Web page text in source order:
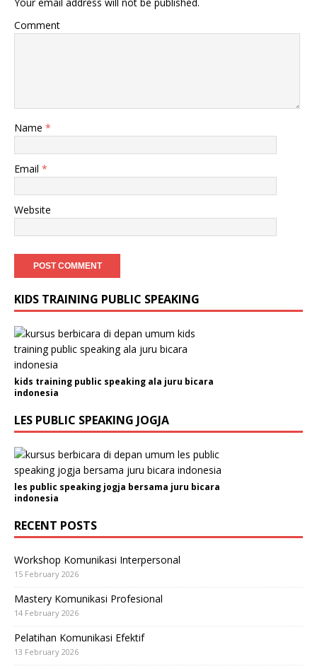
Comment
Name *
Email *
Website
KIDS TRAINING PUBLIC SPEAKING
kids training public speaking ala juru bicara
indonesia
LES PUBLIC SPEAKING JOGJA
les public speaking jogja bersama juru bicara
indonesia
RECENT POSTS
Workshop Komunikasi Interpersonal
15 February 2026
Mastery Komunikasi Profesional
14 February 2026
Pelatihan Komunikasi Efektif
13 February 2026